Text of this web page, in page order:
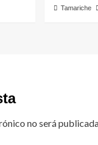
Tamariche
no será